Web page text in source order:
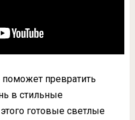
превратить
в стильные
готовые светлые